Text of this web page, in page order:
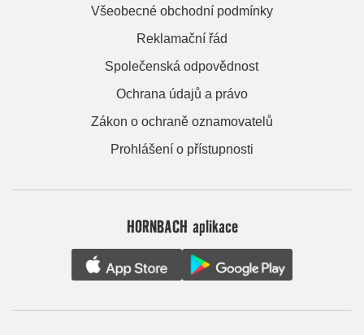
Všeobecné obchodní podmínky
Reklamační řád
Společenská odpovědnost
Ochrana údajů a právo
Zákon o ochraně oznamovatelů
Prohlášení o přístupnosti
HORNBACH aplikace